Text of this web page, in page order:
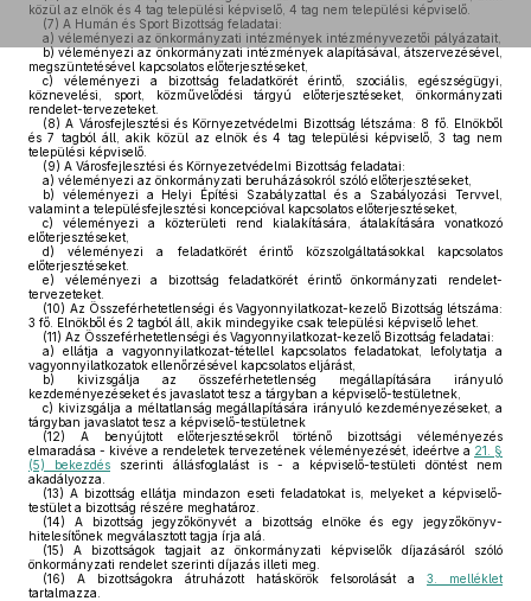
közül az elnök és 4 tag települési képviselő, 4 tag nem települési képviselő.
(7) A Humán és Sport Bizottság feladatai:
a) véleményezi az önkormányzati intézmények intézményvezetői pályázatait,
b)véleményezi az önkormányzati intézmények alapításával, átszervezésével,
megszüntetésével kapcsolatos előterjesztéseket,
c) véleményezi a bizottság feladatkörét érintő, szociális, egészségügyi,
köznevelési, sport, közművelődési tárgyú előterjesztéseket, önkormányzati
rendelet-tervezeteket.
(8) A Városfejlesztési és Környezetvédelmi Bizottság létszáma: 8 fő. Elnökből
és 7 tagból áll, akik közül az elnök és 4 tag települési képviselő, 3 tag nem
települési képviselő.
(9) A Városfejlesztési és Környezetvédelmi Bizottság feladatai:
a) véleményezi az önkormányzati beruházásokról szóló előterjesztéseket,
b) véleményezi a Helyi Építési Szabályzattal és a Szabályozási Tervvel,
valamint a településfejlesztési koncepcióval kapcsolatos előterjesztéseket,
c) véleményezi a közterületi rend kialakítására, átalakítására vonatkozó
előterjesztéseket,
d) véleményezi a feladatkörét érintő közszolgáltatásokkal kapcsolatos
előterjesztéseket.
e) véleményezi a bizottság feladatkörét érintő önkormányzati rendelet-
tervezeteket.
(10) Az Összeférhetetlenségi és Vagyonnyilatkozat-kezelő Bizottság létszáma:
3 fő. Elnökből és 2 tagból áll, akik mindegyike csak települési képviselő lehet.
(11) Az Összeférhetetlenségi és Vagyonnyilatkozat-kezelő Bizottság feladatai:
a) ellátja a vagyonnyilatkozat-tétellel kapcsolatos feladatokat, lefolytatja a
vagyonnyilatkozatok ellenőrzésével kapcsolatos eljárást,
b) kivizsgálja az összeférhetetlenség megállapítására irányuló
kezdeményezéseket és javaslatot tesz a tárgyban a képviselő-testületnek,
c) kivizsgálja a méltatlanság megállapítására irányuló kezdeményezéseket, a
tárgyban javaslatot tesz a képviselő-testületnek
(12) A benyújtott előterjesztésekről történő bizottsági véleményezés
elmaradása - kivéve a rendeletek tervezetének véleményezését, ideértve a 21. §
(5) bekezdés szerinti állásfoglalást is - a képviselő-testületi döntést nem
akadályozza.
(13) A bizottság ellátja mindazon eseti feladatokat is, melyeket a képviselő-
testület a bizottság részére meghatároz.
(14) A bizottság jegyzőkönyvét a bizottság elnöke és egy jegyzőkönyv-
hitelesítőnek megválasztott tagja írja alá.
(15) A bizottságok tagjait az önkormányzati képviselők díjazásáról szóló
önkormányzati rendelet szerinti díjazás illeti meg.
(16) A bizottságokra átruházott hatáskörök felsorolását a 3. melléklet
tartalmazza.